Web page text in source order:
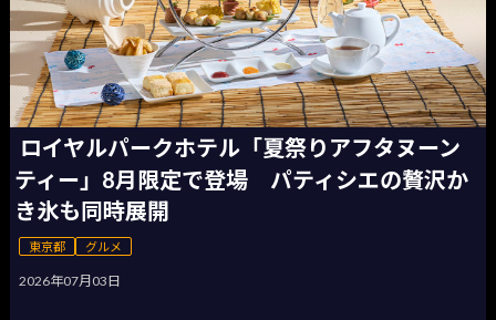
ロイヤルパークホテル「夏祭りアフタヌーン
ティー」8月限定で登場 パティシエの贅沢か
き氷も同時展開
東京都 グルメ
2026年07月03日